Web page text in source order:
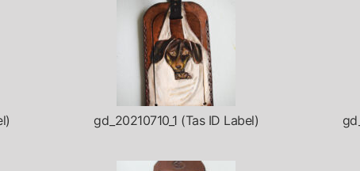
gd_20210710_1 (Tas ID Label)